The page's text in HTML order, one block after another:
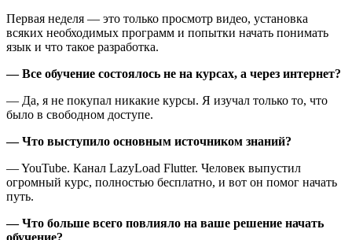
Первая неделя — это только просмотр видео, установка
всяких необходимых программ и попытки начать понимать
язык и что такое разработка.
— Все обучение состоялось не на курсах, а через интернет?
— Да, я не покупал никакие курсы. Я изучал только то, что
было в свободном доступе.
— Что выступило основным источником знаний?
— YouTube. Канал LazyLoad Flutter. Человек выпустил
огромный курс, полностью бесплатно, и вот он помог начать
путь.
— Что больше всего повлияло на ваше решение начать